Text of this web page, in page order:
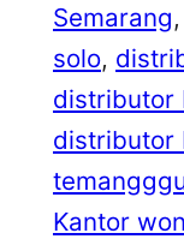
Semarang,
solo,
distributor
distributor
Kantor